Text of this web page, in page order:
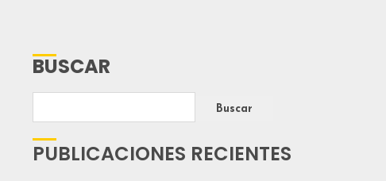
BUSCAR
Buscar
PUBLICACIONES RECIENTES